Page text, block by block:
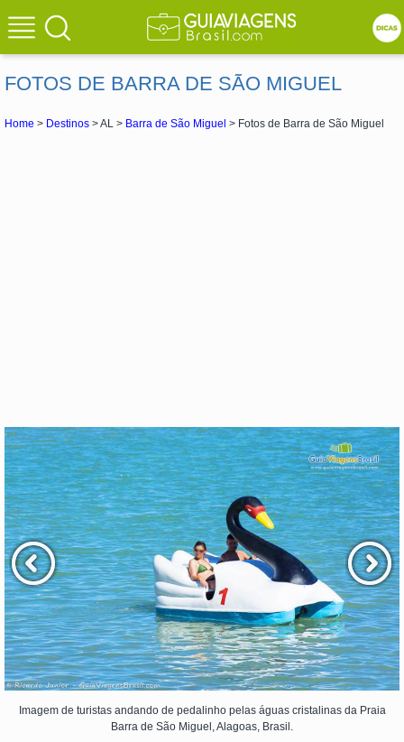
FOTOS DE BARRA DE SÃO MIGUEL
Home > Destinos > AL > Barra de São Miguel > Fotos de Barra de São Miguel
Imagem de turistas andando de pedalinho pelas águas cristalinas da Praia
Barra de São Miguel, Alagoas, Brasil.